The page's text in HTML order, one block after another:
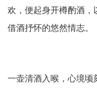
欢，便起身开樽酌酒，
借酒抒怀的悠然情志。
一壶清酒入喉，心境